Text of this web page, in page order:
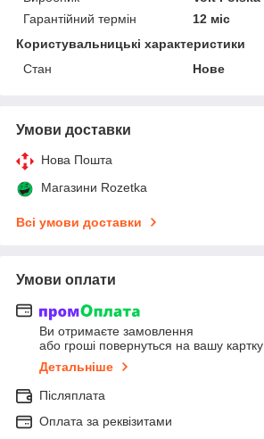
Гарантійний термін
12 міс
Користувальницькі характеристики
Стан
Нове
Умови доставки
Нова Пошта
Магазини Rozetka
Всі умови доставки
Умови оплати
Ви отримаєте замовлення
або гроші повернуться на вашу картку
Детальніше
Післяплата
Оплата за реквізитами